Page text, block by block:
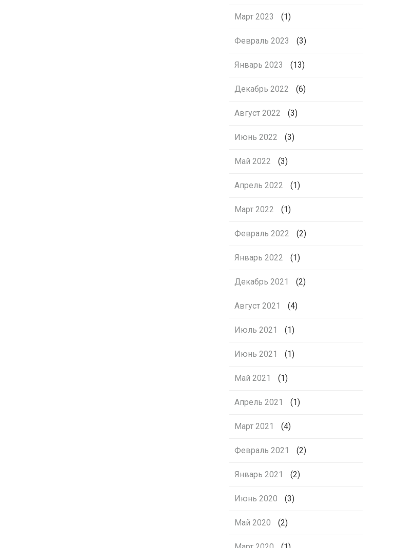
Март 2023 (1)
Февраль 2023 (3)
Январь 2023 (13)
Декабрь 2022 (6)
Август 2022 (3)
Июнь 2022 (3)
Май 2022 (3)
Апрель 2022 (1)
Март 2022 (1)
Февраль 2022 (2)
Январь 2022 (1)
Декабрь 2021 (2)
Август 2021 (4)
Июль 2021 (1)
Июнь 2021 (1)
Май 2021 (1)
Апрель 2021 (1)
Март 2021 (4)
Февраль 2021 (2)
Январь 2021 (2)
Июнь 2020 (3)
Май 2020 (2)